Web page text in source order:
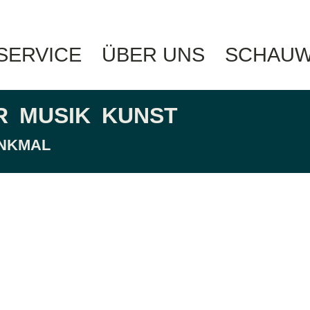
ÜBER UNS
MUSIK KUNST